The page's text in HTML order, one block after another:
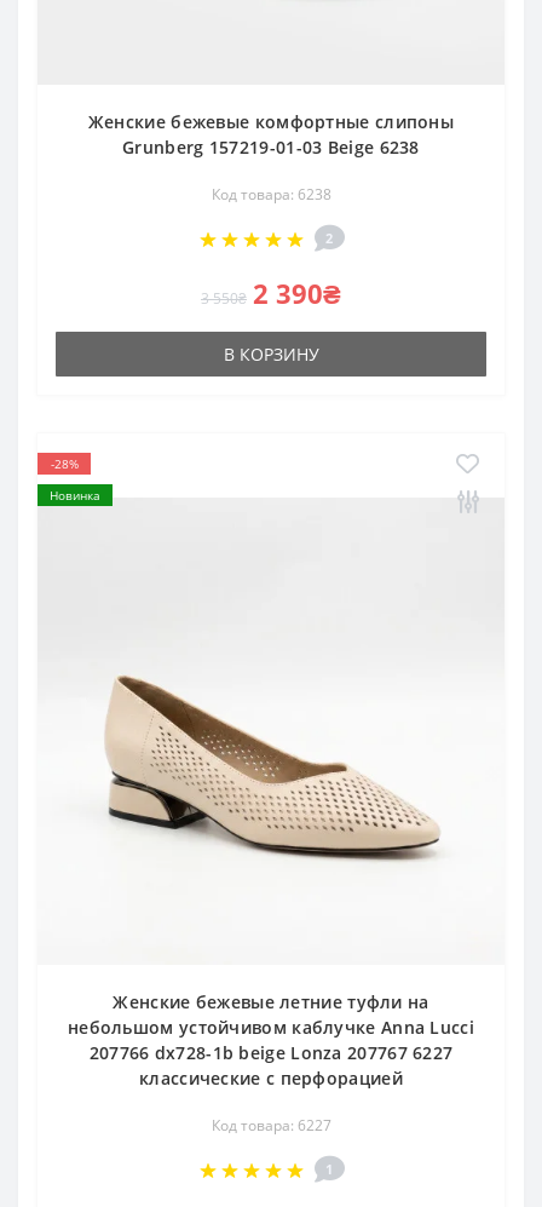
Женские бежевые комфортные слипоны
Grunberg 157219-01-03 Beige 6238
Код товара: 6238
2
3 550₴ 2 390₴
В КОРЗИНУ
-28%
Новинка
Женские бежевые летние туфли на
небольшом устойчивом каблучке Anna Lucci
207766 dx728-1b beige Lonza 207767 6227
классические с перфорацией
Код товара: 6227
1